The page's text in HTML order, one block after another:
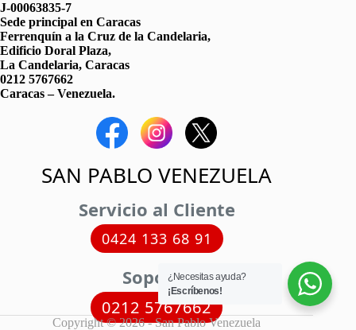
J-00063835-7
Sede principal en Caracas
Ferrenquín a la Cruz de la Candelaria,
Edificio Doral Plaza,
La Candelaria, Caracas
0212 5767662
Caracas – Venezuela.
SAN PABLO VENEZUELA
Servicio al Cliente
0424 133 68 91
Soporte
0212 5767662
Copyright © 2026 - San Pablo Venezuela
¿Necesitas ayuda?
¡Escríbenos!